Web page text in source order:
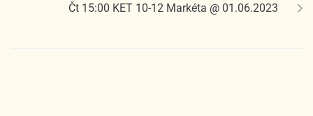
Čt 15:00 KET 10-12 Markéta @ 01.06.2023